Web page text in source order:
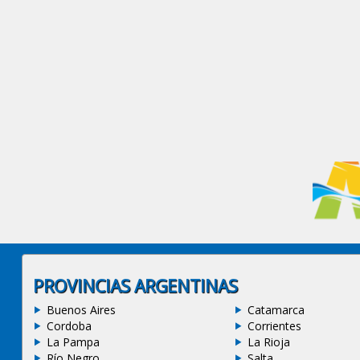
PROVINCIAS ARGENTINAS
Buenos Aires Catamarca
Cordoba
Corrientes
La Pampa
La Rioja